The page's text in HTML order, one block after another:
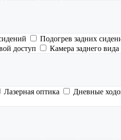
Подогрев задних
доступ Камера заднего вида
Лазерная оптика Дневные